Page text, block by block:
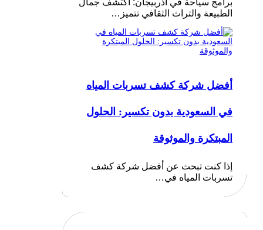
برامج سياحة في أذربيجان: اكتشف جمال
الطبيعة والتراث الثقافي تتميز…
أفضل شركة كشف تسربات المياه
في السعودية بدون تكسير: الحلول
المبتكرة والموثوقة
إذا كنت تبحث عن أفضل شركة كشف
تسربات المياه في…